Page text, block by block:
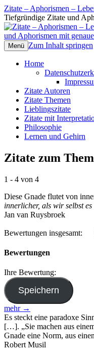
Zitate – Aphorismen –
Tiefgründige Zitate und
Menü Zum Inhalt springen
Home
Zitate Autoren
Zitate Themen
Lieblingszitate
Zitate mit
Philosophie
Lernen und Gehirn
Zitate zum
1 - 4 von 4
Diese Gnade flutet von
innerlicher, als wir selbst es
Jan van Ruysbroek
Bewertungen insgesamt:
Bewertungen
Ihre Bewertung:
mehr →
Es steckt eine paradoxe
[…]. „Sie machen aus
Gnade eine Norm, aus
Robert Musil